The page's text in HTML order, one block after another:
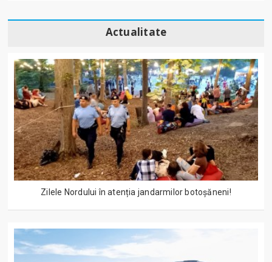
Actualitate
Zilele Nordului în atenția jandarmilor botoșăneni!